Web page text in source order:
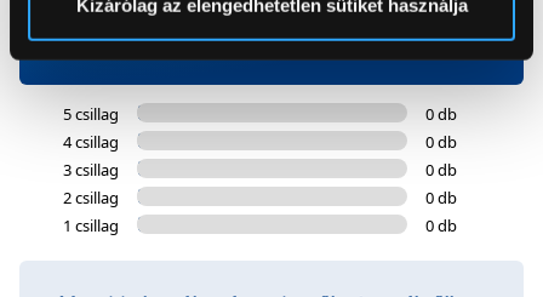
cookie-k személyazonosítására nem alkalmasak,
szolgáltatásaink biztosításához szükségesek. Az oldal
használatával Ön elfogadja a cookie-k használatát.
További információk:
Adatvédelem
Kizárólag az elengedhetetlen sütiket használja
0 értékelés
5 csillag
0 db
4 csillag
0 db
3 csillag
0 db
2 csillag
0 db
1 csillag
0 db